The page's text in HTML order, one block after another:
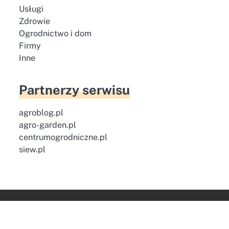
Usługi
Zdrowie
Ogrodnictwo i dom
Firmy
Inne
Partnerzy serwisu
agroblog.pl
agro-garden.pl
centrumogrodniczne.pl
siew.pl